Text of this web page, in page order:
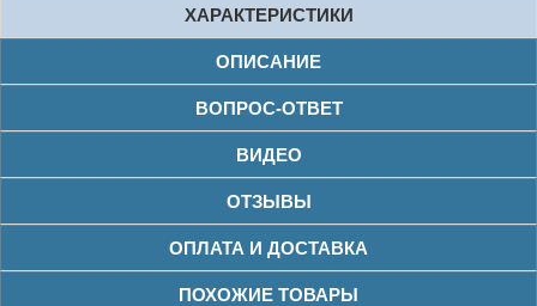
ХАРАКТЕРИСТИКИ
ОПИСАНИЕ
ВОПРОС-ОТВЕТ
ВИДЕО
ОТЗЫВЫ
ОПЛАТА И ДОСТАВКА
ПОХОЖИЕ ТОВАРЫ